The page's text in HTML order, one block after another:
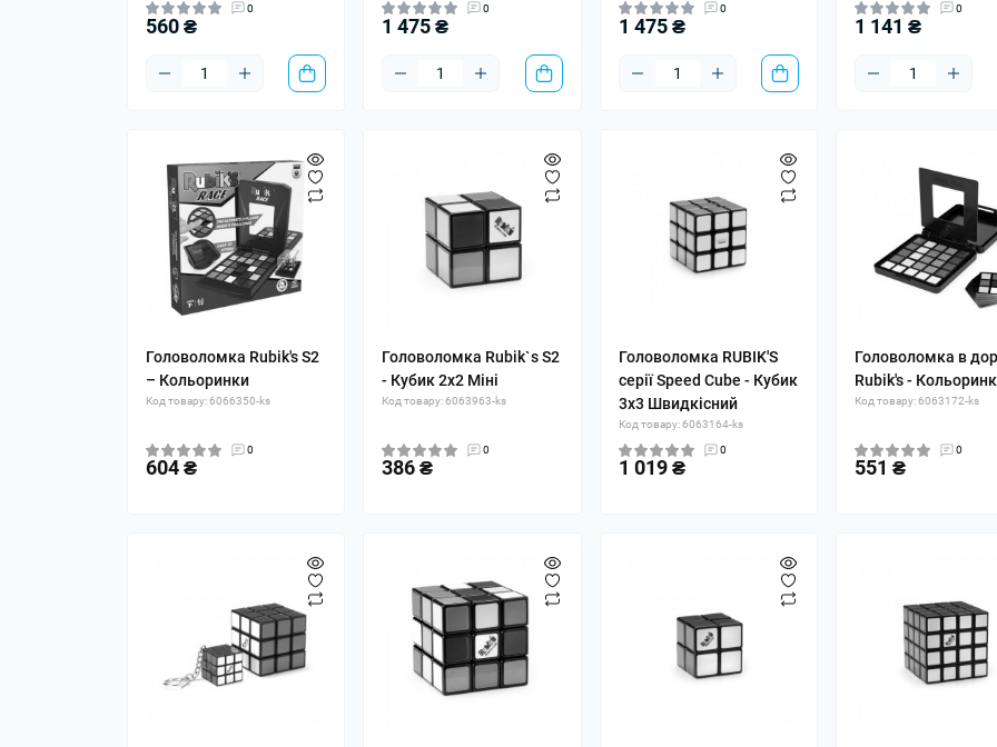
0
560 ₴
0
1 475 ₴
0
1 475 ₴
0
1 141 ₴
Головоломка Rubik's S2
– Кольоринки
Код товару: 6066350-ks
0
604 ₴
Головоломка Rubik`s S2
- Кубик 2x2 Міні
Код товару: 6063963-ks
0
386 ₴
Головоломка RUBIK'S
серії Speed Cube - Кубик
3х3 Швидкісний
Код товару: 6063164-ks
0
1 019 ₴
Головоломка в
Rubik's -
Код товару: 6063172-ks
0
551 ₴